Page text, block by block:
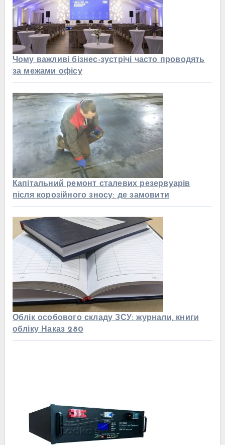
Чому важливі бізнес-зустрічі часто проводять
за межами офісу
Капітальний ремонт сталевих резервуарів
після корозійного зносу: де замовити
Облік особового складу ЗСУ: журнали, книги
обліку Наказ 280